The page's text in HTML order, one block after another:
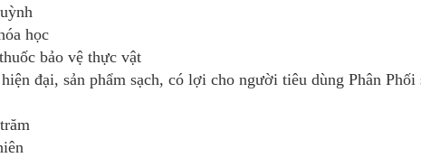
học
bảo vệ thực vật
đại, sản phẩm sạch, có lợi cho người tiêu dùng Phân